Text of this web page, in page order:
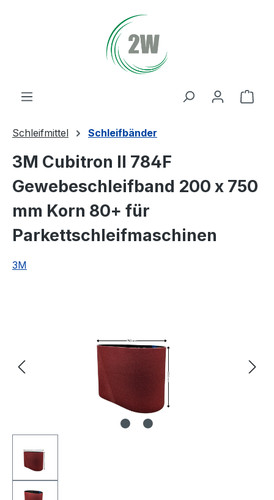
Schleifmittel Schleifbänder
3M Cubitron II 784F
Gewebeschleifband 200 x 750
mm Korn 80+ für
Parkettschleifmaschinen
3M